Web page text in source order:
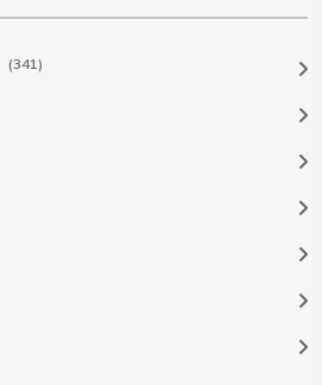
(341)